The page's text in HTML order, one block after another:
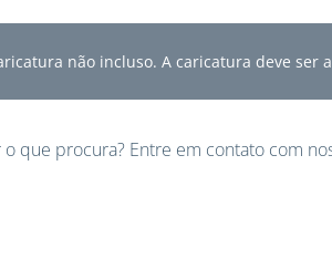
não incluso. A caricatura deve ser
o que procura? Entre em contato com